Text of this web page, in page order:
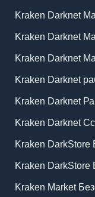
Kraken Darknet
Kraken Darknet
Kraken Darknet
Kraken Darknet
Kraken Darknet
Kraken Darknet
Kraken
Kraken DarkStore
Kraken Market